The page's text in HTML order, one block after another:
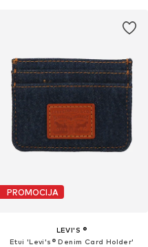
PROMOCIJA
LEVI'S ®
Etui 'Levi's® Denim Card Holder'